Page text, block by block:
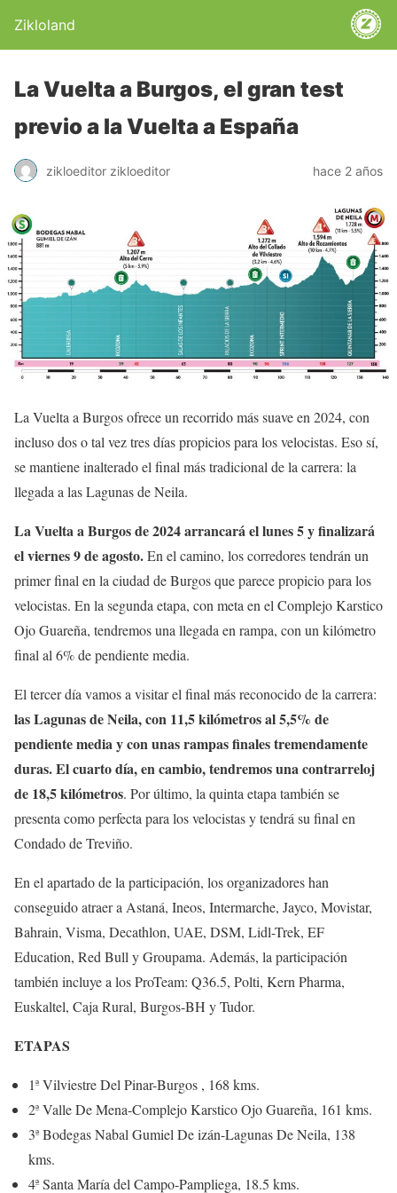
Zikloland
La Vuelta a Burgos, el gran test
previo a la Vuelta a España
zikloeditor zikloeditor hace 2 años
La Vuelta a Burgos ofrece un recorrido más suave en 2024, con
incluso dos o tal vez tres días propicios para los velocistas. Eso sí,
se mantiene inalterado el final más tradicional de la carrera: la
llegada a las Lagunas de Neila.
La Vuelta a Burgos de 2024 arrancará el lunes 5 y finalizará
el viernes 9 de agosto.En el camino, los corredores tendrán un
primer final en la ciudad de Burgos que parece propicio para los
velocistas. En la segunda etapa, con meta en el Complejo Karstico
Ojo Guareña, tendremos una llegada en rampa, con un kilómetro
final al 6% de pendiente media.
El tercer día vamos a visitar el final más reconocido de la carrera:
las Lagunas de Neila, con 11,5 kilómetros al 5,5% de
pendiente media y con unas rampas finales tremendamente
duras. El cuarto día, en cambio, tendremos una contrarreloj
de 18,5 kilómetros. Por último, la quinta etapa también se
presenta como perfecta para los velocistas y tendrá su final en
Condado de Treviño.
En el apartado de la participación, los organizadores han
conseguido atraer a Astaná, Ineos, Intermarche, Jayco, Movistar,
Bahrain, Visma, Decathlon, UAE, DSM, Lidl-Trek, EF
Education, Red Bull y Groupama. Además, la participación
también incluye a los ProTeam: Q36.5, Polti, Kern Pharma,
Euskaltel, Caja Rural, Burgos-BH y Tudor.
ETAPAS
1ª Vilviestre Del Pinar-Burgos , 168 kms.
2ª Valle De Mena-Complejo Karstico Ojo Guareña, 161 kms.
3ª Bodegas Nabal Gumiel De izán-Lagunas De Neila, 138
kms.
4ª Santa María del Campo-Pampliega, 18.5 kms.